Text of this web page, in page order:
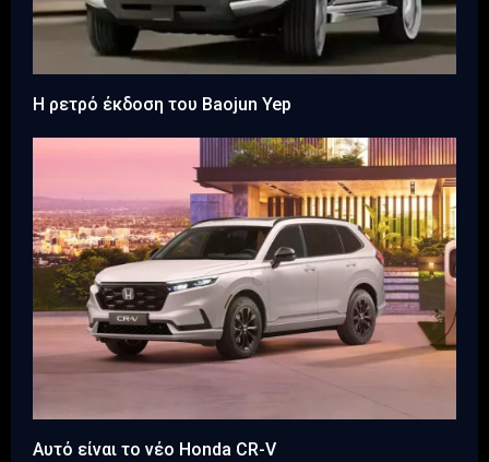
H ρετρό έκδοση του Baojun Yep
Αυτό είναι το νέο Honda CR-V